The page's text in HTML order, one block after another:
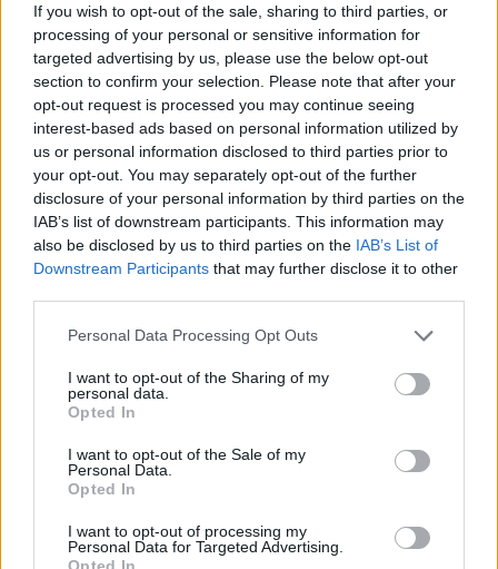
If you wish to opt-out of the sale, sharing to third parties, or
processing of your personal or sensitive information for
targeted advertising by us, please use the below opt-out
section to confirm your selection. Please note that after your
opt-out request is processed you may continue seeing
interest-based ads based on personal information utilized by
us or personal information disclosed to third parties prior to
your opt-out. You may separately opt-out of the further
disclosure of your personal information by third parties on the
IAB’s list of downstream participants. This information may
also be disclosed by us to third parties on the IAB’s List of
Downstream Participants that may further disclose it to other
Please note that this website/app uses one or more Google
not limited to your visit or usage behaviour. You may click to
grant or deny consent to Google and its third-party tags to
use your data for below specified purposes in below Google
consent section.
Personal Data Processing Opt Outs
I want to opt-out of the Sharing of my
personal data.
Opted In
I want to opt-out of the Sale of my
Personal Data.
Opted In
I want to opt-out of processing my
Personal Data for Targeted Advertising.
Opted In
tessék előállni azzal, hogy
ez az eset a beruházó kilététől függetlenül
hír lett volna egyébként is, mert az állítás
nyilvánvalóan nem igaz!
A szerencsétlenség hírértékét az növelte meg, hogy a
kínai beruházónak köze van hozzá. Eközben a
munkagépen minden előírt munkavédelmi és biztonsági
felülvizsgálat megtörtént.”. Mindenesetre, okkal
gyanítható, hogy valójában alvállalkozók végzik a
tényleges munkát. Az egyik képen például – amit
oldalán az OKM felirat látható, vagyis nem a CATL-é.
– a Klubrádiónál maradva – amikor az általam még
ma is nagyra értékelt néhány közéleti műsor mellett,